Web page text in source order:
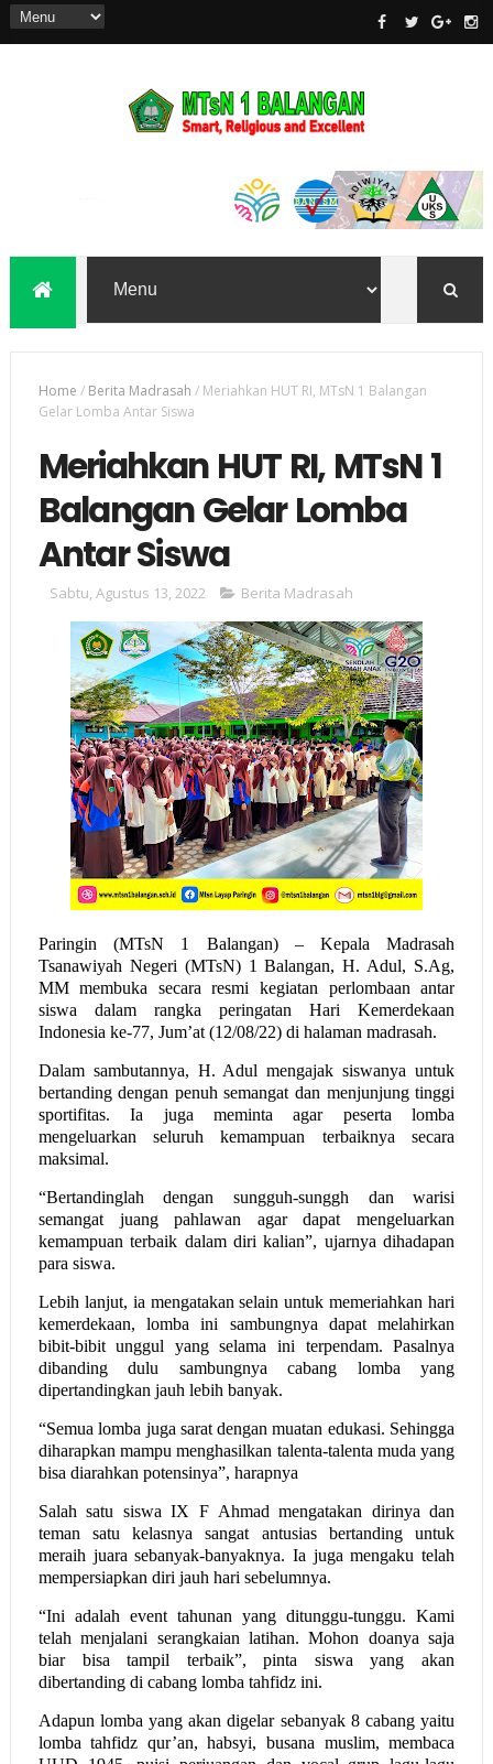
Home / Berita Madrasah / Meriahkan HUT RI, MTsN 1 Balangan
Gelar Lomba Antar Siswa
Meriahkan HUT RI, MTsN 1
Balangan Gelar Lomba
Antar Siswa
Sabtu, Agustus 13, 2022 Berita Madrasah
Paringin(MTsN 1 Balangan) – KepalaMadrasah
Tsanawiyah Negeri (MTsN) 1 Balangan, H. Adul, S.Ag,
MM membuka secara resmi kegiatan perlombaan antar
siswa dalam rangka peringatan Hari Kemerdekaan
Indonesia ke-77, Jum’at (12/08/22) di halaman madrasah.
Dalam sambutannya, H. Adul mengajak siswanya untuk
bertanding dengan penuh semangat dan menjunjung tinggi
sportifitas. Ia juga meminta agar peserta lomba
mengeluarkan seluruh kemampuan terbaiknya secara
maksimal.
“Bertandinglah dengan sungguh-sunggh dan warisi
semangat juang pahlawan agar dapat mengeluarkan
kemampuan terbaik dalam diri kalian”, ujarnya dihadapan
para siswa.
Lebih lanjut, ia mengatakan selain untuk memeriahkan hari
kemerdekaan, lomba ini sambungnya dapat melahirkan
bibit-bibit unggul yang selama ini terpendam. Pasalnya
dibanding dulu sambungnya cabang lomba yang
dipertandingkan jauh lebih banyak.
“Semua lomba juga sarat dengan muatan edukasi. Sehingga
diharapkan mampu menghasilkan talenta-talenta muda yang
bisa diarahkan potensinya”, harapnya
Salah satu siswa IX F Ahmad mengatakan dirinya dan
teman satu kelasnya sangat antusias bertanding untuk
meraih juara sebanyak-banyaknya. Ia juga mengaku telah
mempersiapkan diri jauh hari sebelumnya.
“Ini adalah event tahunan yang ditunggu-tunggu. Kami
telah menjalani serangkaian latihan. Mohon doanya saja
biar bisa tampil terbaik”, pinta siswa yang akan
dibertanding di cabang lomba tahfidz ini.
Adapun lomba yang akan digelar sebanyak 8 cabang yaitu
lomba tahfidz qur’an, habsyi, busana muslim, membaca